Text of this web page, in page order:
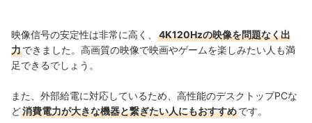
映像信号の安定性は非常に高く、
4K120Hzの映像を問題なく出
力できました。高画質の映像で映画やゲームを楽しみたい人も満
足できるでしょう。
また、外部給電に対応しているため、 高性能のデスクトップPCな
ど消費電力が大きな機器と繋ぎたい人にもおすすめです。